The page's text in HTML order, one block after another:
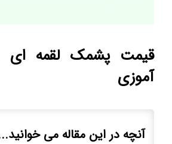
قیمت پشمک لقمه ای
آموزی
آنچه در این مقاله می